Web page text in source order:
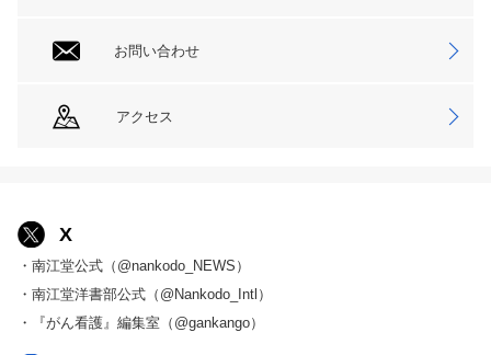
お問い合わせ
アクセス
X
・南江堂公式（@nankodo_NEWS）
・南江堂洋書部公式（@Nankodo_Intl）
・『がん看護』編集室（@gankango）